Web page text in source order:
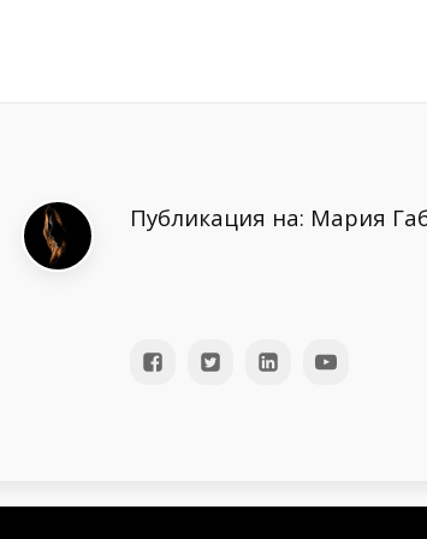
Публикация на: Мария